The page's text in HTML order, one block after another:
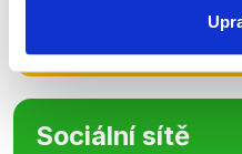
Sociální sítě